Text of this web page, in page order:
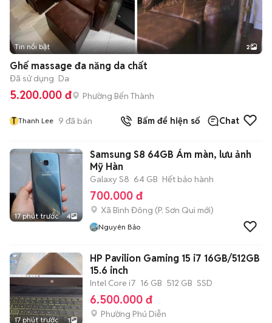
Tin nổi bật 2
Ghế massage đa năng da chất
Đã sử dụng Da
5.200.000 đ Phường Bến Thành
T Thanh Lee 9 đã bán Bấm để hiện số Chat
17 phút trước 4
Samsung S8 64GB Ám màn, lưu ảnh
Mỹ Hàn
Galaxy S8 64 GB Hết bảo hành
700.000 đ
Xã Bình Đông (P. Sơn Qui mới)
Nguyên Bảo
17 phút trước 1
HP Pavilion Gaming 15 i7 16GB/512GB
15.6 inch
Intel Core i7 16 GB 512 GB SSD
6.500.000 đ
Phường Phú Diễn